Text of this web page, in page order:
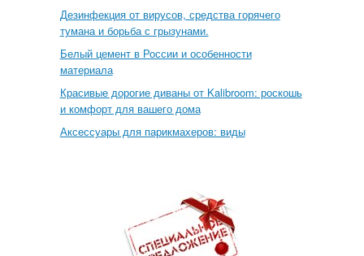
Дезинфекция от вирусов, средства горячего
тумана и борьба с грызунами.
Белый цемент в России и особенности
материала
Красивые дорогие диваны от Kalibroom: роскошь
и комфорт для вашего дома
Аксессуары для парикмахеров: виды